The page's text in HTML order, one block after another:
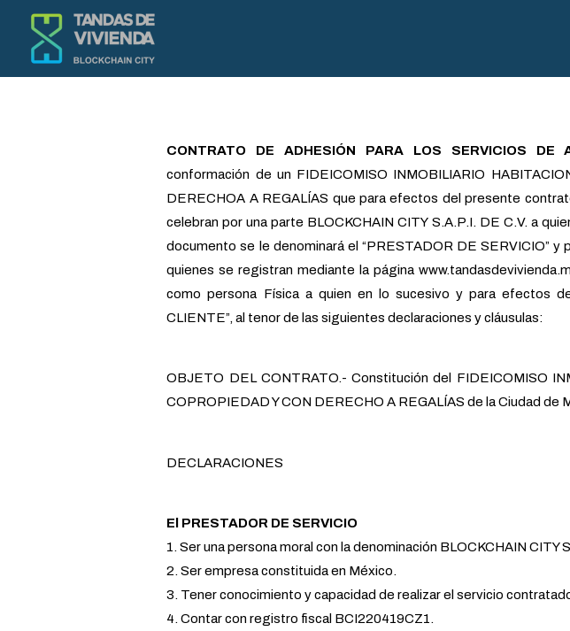
contenido
CONTRATO DE ADHESIÓN PARA LOS SERVICIOS DE
conformación de un FIDEICOMISO INMOBILIARIO
DERECHOA A REGALÍAS que para efectos del presente
celebran por una parte BLOCKCHAIN CITY S.A.P.I. DE C.V. a
documento se le denominará el “PRESTADOR DE SERVICIO”
quienes se registran mediante la página
como persona Física a quien en lo sucesivo y para efectos
CLIENTE”, al tenor de las siguientes declaraciones y cláusulas:
OBJETO DEL CONTRATO.- Constitución del FIDEICOMISO
COPROPIEDAD Y CON DERECHO A REGALÍAS de la Ciudad de
DECLARACIONES
El PRESTADOR DE SERVICIO
1. Ser una persona moral con la denominación BLOCKCHAIN CITY
2. Ser empresa constituida en México.
3. Tener conocimiento y capacidad de realizar el servicio
4. Contar con registro fiscal BCI220419CZ1.